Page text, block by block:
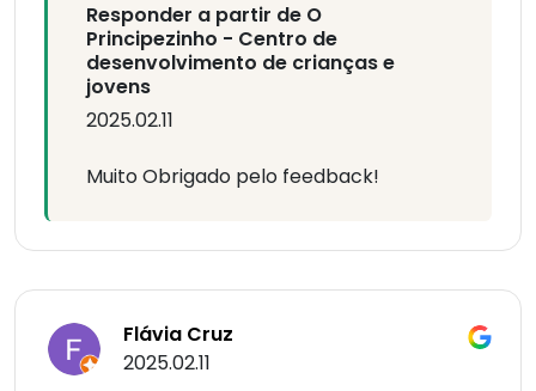
Responder a partir de O
Principezinho - Centro de
desenvolvimento de crianças e
jovens
2025.02.11
Muito Obrigado pelo feedback!
Flávia Cruz
2025.02.11